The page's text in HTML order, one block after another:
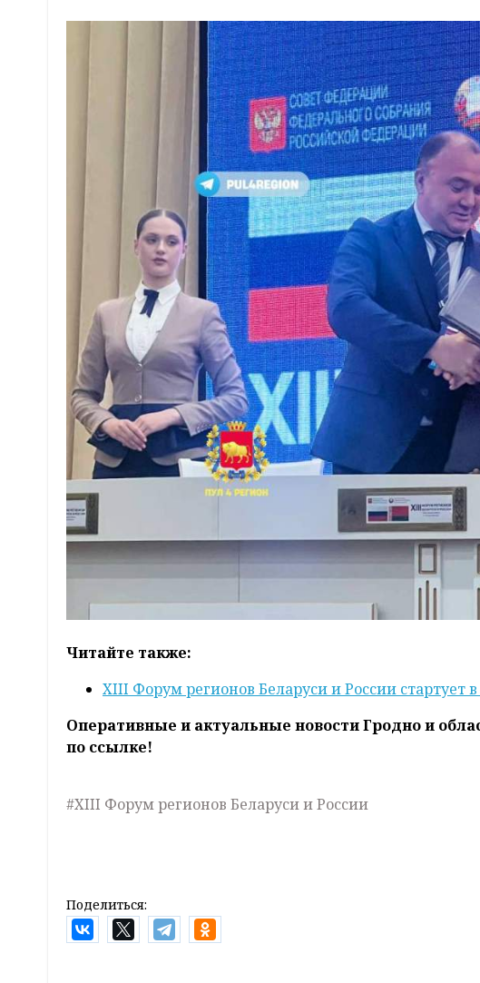
Читайте также:
XIII Форум регионов Беларуси и России стартует
Оперативные и актуальные новости Гродно и
по ссылке!
#XIII Форум регионов Беларуси и России
Поделиться: